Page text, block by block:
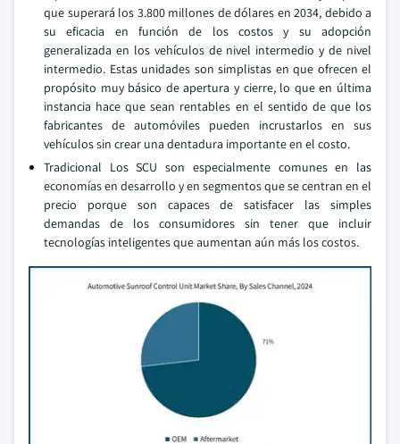
que superará los 3.800 millones de dólares en 2034, debido a
su eficacia en función de los costos y su adopción
generalizada en los vehículos de nivel intermedio y de nivel
intermedio. Estas unidades son simplistas en que ofrecen el
propósito muy básico de apertura y cierre, lo que en última
instancia hace que sean rentables en el sentido de que los
fabricantes de automóviles pueden incrustarlos en sus
vehículos sin crear una dentadura importante en el costo.
Tradicional Los SCU son especialmente comunes en las
economías en desarrollo y en segmentos que se centran en el
precio porque son capaces de satisfacer las simples
demandas de los consumidores sin tener que incluir
tecnologías inteligentes que aumentan aún más los costos.